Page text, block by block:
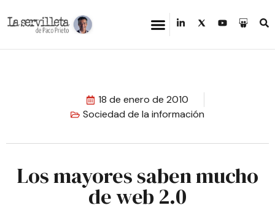
18 de enero de 2010
Sociedad de la información
Los mayores saben mucho
de web 2.0